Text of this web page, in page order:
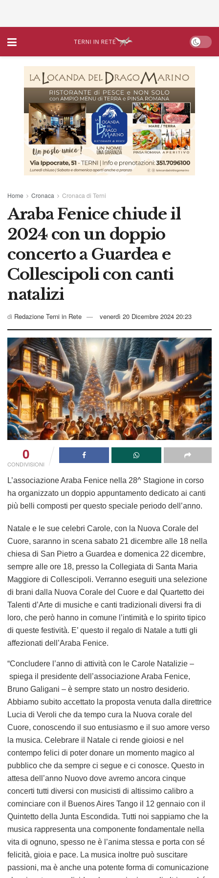
Home Cronaca Cronaca di Terni
Araba Fenice chiude il
2024 con un doppio
concerto a Guardea e
Collescipoli con canti
natalizi
di Redazione Terni in Rete venerdì 20 Dicembre 2024 20:23
0
CONDIVISIONI
L’associazione Araba Fenice nella 28^ Stagione in corso
ha organizzato un doppio appuntamento dedicato ai canti
più belli composti per questo speciale periodo dell’anno.
Natale e le sue celebri Carole, con la Nuova Corale del
Cuore, saranno in scena sabato 21 dicembre alle 18 nella
chiesa di San Pietro a Guardea e domenica 22 dicembre,
sempre alle ore 18, presso la Collegiata di Santa Maria
Maggiore di Collescipoli. Verranno eseguiti una selezione
di brani dalla Nuova Corale del Cuore e dal Quartetto dei
Talenti d’Arte di musiche e canti tradizionali diversi fra di
loro, che però hanno in comune l’intimità e lo spirito tipico
di queste festività. E’ questo il regalo di Natale a tutti gli
affezionati dell’Araba Fenice.
“Concludere l’anno di attività con le Carole Natalizie –
spiega il presidente dell’associazione Araba Fenice,
Bruno Galigani – è sempre stato un nostro desiderio.
Abbiamo subito accettato la proposta venuta dalla direttrice
Lucia di Veroli che da tempo cura la Nuova corale del
Cuore, conoscendo il suo entusiasmo e il suo amore verso
la musica. Celebrare il Natale ci rende gioiosi e nel
contempo felici di poter donare un momento magico al
pubblico che da sempre ci segue e ci conosce. Questo in
attesa dell’anno Nuovo dove avremo ancora cinque
concerti tutti diversi con musicisti di altissimo calibro a
cominciare con il Buenos Aires Tango il 12 gennaio con il
Quintetto della Junta Escondida. Tutti noi sappiamo che la
musica rappresenta una componente fondamentale nella
vita di ognuno, spesso ne è l’anima stessa e porta con sé
felicità, gioia e pace. La musica inoltre può suscitare
passioni, ma è anche una potente forma di comunicazione